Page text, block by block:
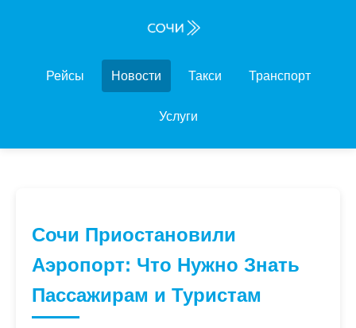
Рейсы Новости Такси Транспорт
Услуги
Сочи Приостановили
Аэропорт: Что Нужно Знать
Пассажирам и Туристам